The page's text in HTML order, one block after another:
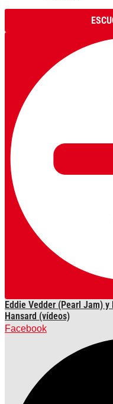
Eddie Vedder (Pearl Jam)
Hansard (vídeos)
Facebook